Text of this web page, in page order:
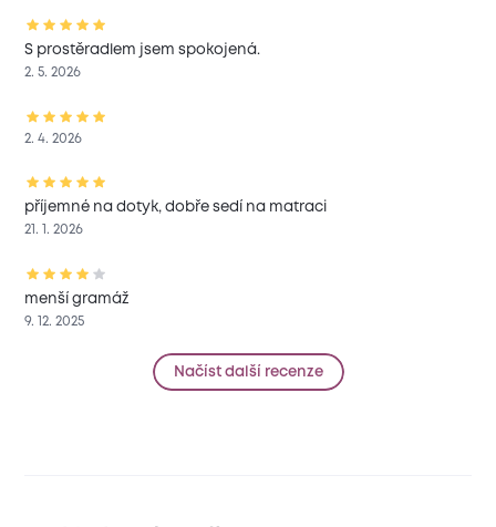
S prostěradlem jsem spokojená.
2. 5. 2026
2. 4. 2026
příjemné na dotyk, dobře sedí na matraci
21. 1. 2026
menší gramáž
9. 12. 2025
Načíst další recenze